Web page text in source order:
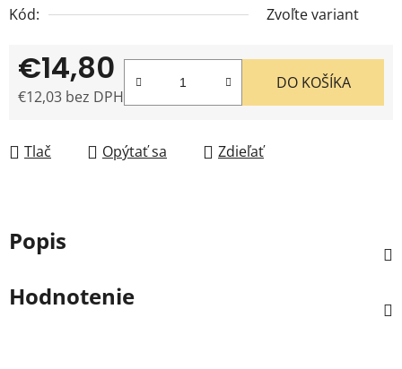
Kód:
Zvoľte variant
€14,80
€12,03 bez DPH
DO KOŠÍKA
Tlač Opýtať sa Zdieľať
Popis
Hodnotenie